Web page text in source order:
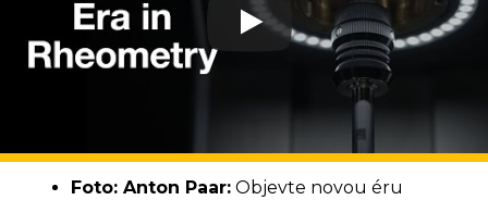
Foto: Anton Paar: Objevte novou éru